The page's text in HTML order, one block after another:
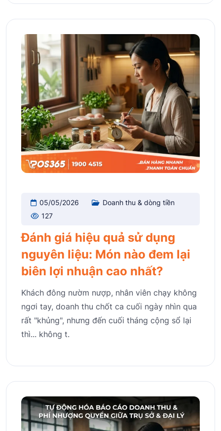
05/05/2026
Doanh thu & dòng tiền
127
Đánh giá hiệu quả sử dụng
nguyên liệu: Món nào đem lại
biên lợi nhuận cao nhất?
Khách đông nườm nượp, nhân viên chạy không
ngơi tay, doanh thu chốt ca cuối ngày nhìn qua
rất "khủng", nhưng đến cuối tháng cộng sổ lại
thì... không t.